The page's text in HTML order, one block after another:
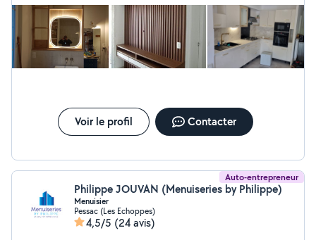
volet Roulant Pose et réparation des fenêtres et portes
et baie vitrée (PVC/ALU/BOIS/serrurier )
Voir le profil Contacter
Auto-entrepreneur
Philippe JOUVAN (Menuiseries by Philippe)
Menuisier
Pessac (Les Echoppes)
4,5/5 (24 avis)